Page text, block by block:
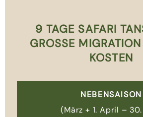
9 TAGE SAFARI
GROSSE MIGRATION
OSTEN
NEBENSAISON
(März + 1. April –